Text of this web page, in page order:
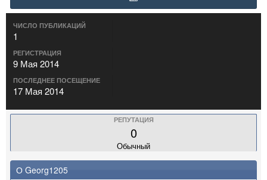
ЧИСЛО ПУБЛИКАЦИЙ
1
РЕГИСТРАЦИЯ
9 Мая 2014
ПОСЛЕДНЕЕ ПОСЕЩЕНИЕ
17 Мая 2014
РЕПУТАЦИЯ
0
Обычный
О Georg1205